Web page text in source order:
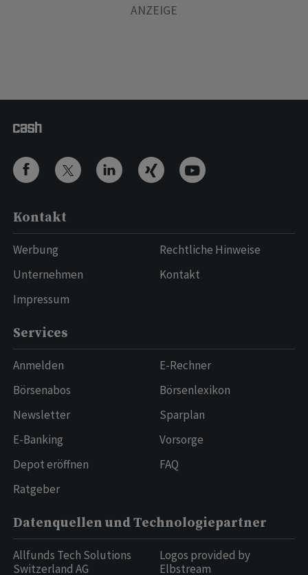
Kontakt
Werbung
Unternehmen
Impressum
Rechtliche Hinweise
Kontakt
Services
Anmelden
Börsenabos
Newsletter
E-Banking
Depot eröffnen
Ratgeber
E-Rechner
Börsenlexikon
Sparplan
Vorsorge
FAQ
Datenquellen und Technologiepartner
Allfunds Tech Solutions
Switzerland AG
Logos provided by
Elbstream